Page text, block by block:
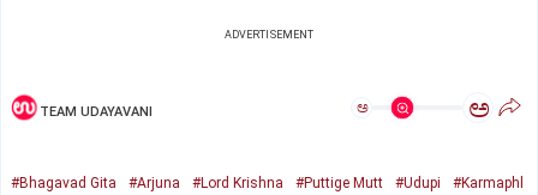
ADVERTISEMENT
TEAM UDAYAVANI ಅ ಅ
#Bhagavad Gita #Arjuna #Lord Krishna #Puttige Mutt #Udupi
#Karmaphl